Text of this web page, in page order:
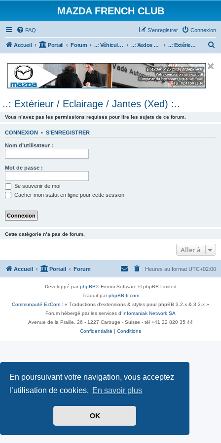
En poursuivant votre navigation, vous acceptez
l’utilisation de cookies. En savoir plus
OK
MAZDA FRENCH CLUB
FAQ Connexion
S’enregistrer
Accueil Portail Forum ..: Véhicules Mazda ancien (<2003) :.. ..: Xedos 6 & 9 :.. ..: Extérieur / Eclairage / Jantes (Xed) :..
e
..: Extérieur / Eclairage / Jantes (Xed) :..
Vous n’avez pas les permissions requises pour lire les sujets de ce forum.
CONNEXION • S’ENREGISTRER
Nom d’utilisateur :
Mot de passe :
Se souvenir de moi
Cacher mon statut en ligne pour cette session
Cette catégorie n’a pas de forum.
Aller à
Accueil Portail Forum Heures au format UTC+02:00
Développé parphpBB® Forum Software © phpBB Limited
Traduit parphpBB-fr.com
Communauté EzCom : « Traductions d'extensions & styles pour phpBB 3.2.x & 3.3.x »
Forum hébergé par les services d’ Infomaniak Network SA
Avenue de la Praille, 26 - 1227 Carouge - Suisse - tél +41 22 820 35 44
Confidentialité
Conditions